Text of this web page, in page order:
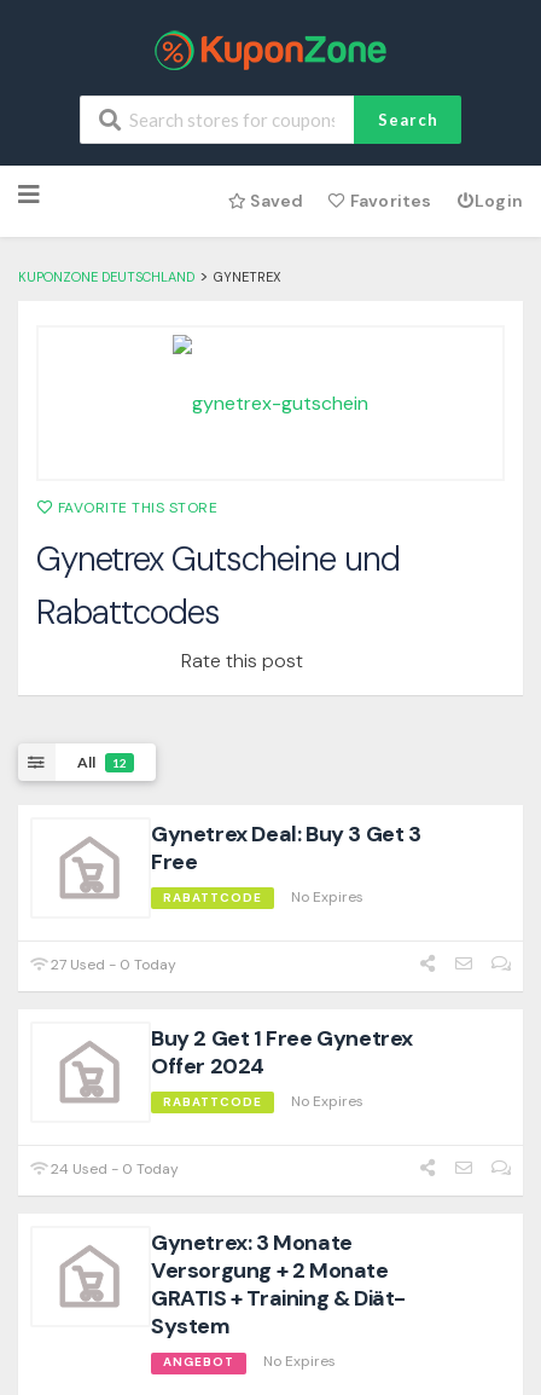
Search
to
content
Saved Favorites Login
KUPONZONE DEUTSCHLAND > GYNETREX
FAVORITE THIS STORE
Gynetrex Gutscheine und
Rabattcodes
Rate this post
All 12
Gynetrex Deal: Buy 3 Get 3
Free
RABATTCODE No Expires
27 Used - 0 Today
Buy 2 Get 1 Free Gynetrex
Offer 2024
RABATTCODE No Expires
24 Used - 0 Today
Gynetrex: 3 Monate
Versorgung + 2 Monate
GRATIS + Training & Diät-
System
ANGEBOT No Expires